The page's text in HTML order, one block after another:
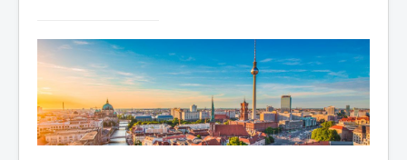
WER WIR SIND
GOTTESDIENST
PREDIGTEN
KONTAKT